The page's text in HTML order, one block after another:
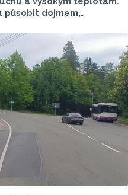
působit dojmem,
zajišťuje pravidelnou
péči tak, aby měly